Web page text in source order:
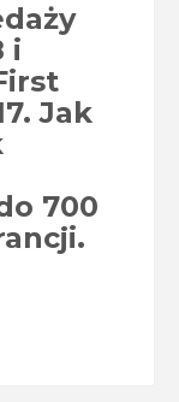
i
Jak
700